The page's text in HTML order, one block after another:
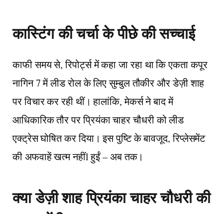
कास्टिंग की चर्चा के पीछे की सच्चाई
काफी समय से, रिपोर्ट्स में कहा जा रहा था कि एकता कपूर
नागिन 7 में लीड रोल के लिए सुम्बुल तौकीर और डेज़ी शाह
पर विचार कर रही थीं। हालांकि, मेकर्स ने बाद में
आधिकारिक तौर पर प्रियंका चाहर चौधरी को लीड
एक्ट्रेस घोषित कर दिया। इस पुष्टि के बावजूद, रिप्लेसमेंट
की अफवाहें खत्म नहींl हुईं – अब तक।
क्या डेज़ी शाह प्रियंका चाहर चौधरी की